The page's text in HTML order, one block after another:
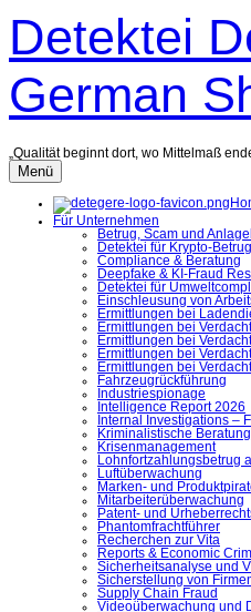
Inhalt
überspringen
Detektei
German
„Qualität beginnt dort, wo Mittelmaß
Menü
Für Unternehmen
Betrug, Scam und
Detektei für Krypto-Betrug
Compliance & Beratung
Deepfake & KI-Fraud
Detektei für
Einschleusung von
Ermittlungen bei
Ermittlungen bei
Ermittlungen bei
Ermittlungen bei
Ermittlungen bei
Fahrzeugrückführung
Industriespionage
Intelligence Report 2026
Internal Investigations –
Kriminalistische
Krisenmanagement
Lohnfortzahlungsbetrug
Luftüberwachung
Marken- und
Mitarbeiterüberwachung
Patent- und
Phantomfrachtführer
Recherchen zur Vita
Reports & Economic
Sicherheitsanalyse und
Sicherstellung von
Supply Chain Fraud
Videoüberwachung und